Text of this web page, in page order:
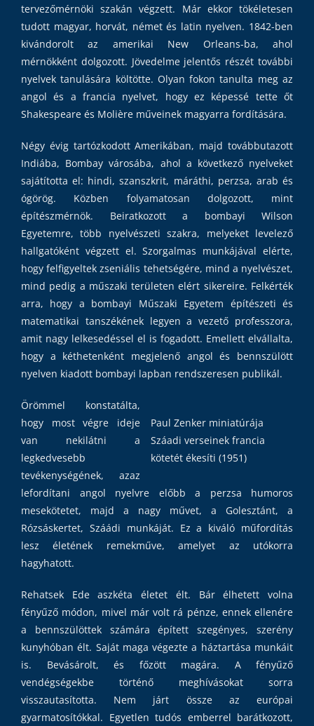
tervezőmérnöki szakán végzett. Már ekkor tökéletesen
tudott magyar, horvát, német és latin nyelven. 1842-ben
kivándorolt az amerikai New Orleans-ba, ahol
mérnökként dolgozott. Jövedelme jelentős részét további
nyelvek tanulására költötte. Olyan fokon tanulta meg az
angol és a francia nyelvet, hogy ez képessé tette őt
Shakespeare és Molière műveinek magyarra fordítására.
Négy évig tartózkodott Amerikában, majd továbbutazott
Indiába, Bombay városába, ahol a következő nyelveket
sajátította el: hindi, szanszkrit, máráthi, perzsa, arab és
ógörög. Közben folyamatosan dolgozott, mint
építészmérnök. Beiratkozott a bombayi Wilson
Egyetemre, több nyelvészeti szakra, melyeket levelező
hallgatóként végzett el. Szorgalmas munkájával elérte,
hogy felfigyeltek zseniális tehetségére, mind a nyelvészet,
mind pedig a műszaki területen elért sikereire. Felkérték
arra, hogy a bombayi Műszaki Egyetem építészeti és
matematikai tanszékének legyen a vezető professzora,
amit nagy lelkesedéssel el is fogadott. Emellett elvállalta,
hogy a kéthetenként megjelenő angol és bennszülött
nyelven kiadott bombayi lapban rendszeresen publikál.
Paul Zenker miniatúrája
Száadi verseinek francia
kötetét ékesíti (1951)
Örömmel konstatálta,
hogy most végre ideje
van nekilátni a
legkedvesebb
tevékenységének, azaz
lefordítani angol nyelvre előbb a perzsa humoros
mesekötetet, majd a nagy művet, a Golesztánt, a
Rózsáskertet, Száádi munkáját. Ez a kiváló műfordítás
lesz életének remekműve, amelyet az utókorra
hagyhatott.
Rehatsek Ede aszkéta életet élt. Bár élhetett volna
fényűző módon, mivel már volt rá pénze, ennek ellenére
a bennszülöttek számára épített szegényes, szerény
kunyhóban élt. Saját maga végezte a háztartása munkáit
is. Bevásárolt, és főzött magára. A fényűző
vendégségekbe történő meghívásokat sorra
visszautasította. Nem járt össze az európai
gyarmatosítókkal. Egyetlen tudós emberrel barátkozott,